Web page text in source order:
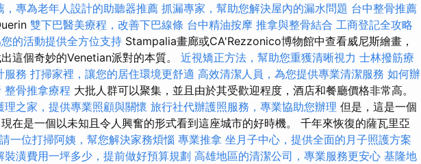
，專為老年人設計的助聽器推薦 抓漏專家，幫助您解決屋內的漏水問題 台中整骨推薦
雙下巴醫美療程，改善下巴線條 台中精油按摩 推拿與整骨結合 工商登記全攻略
的活動提供全方位支持 Stampalia畫廊或CA'Rezzonico博物館中查看威尼斯繪畫，
這個奇妙的Venetian派對的本質。 近視矯正方法，幫助您重獲清晰視力 士林撥筋療
服務 打掃家裡，讓您的居住環境更舒適 高效清潔人員，為您提供專業清潔服務 如何辦
整骨推拿療程 大批人群可以聚集，並且由於其受歡迎程度，酒店和餐廳價格非常高。
理之家，提供專業照顧與關懷 旅行社代辦護照服務，專業協助您辦理 但是，這是一個
在是一個以未知且令人興奮的形式看到這座城市的好時機。 千年來恢復的薩瓦里亞
請一位打掃阿姨，幫您解決家務煩惱 專業推拿 坐月子中心，提供全面的月子照護方案
裝潢費用一坪多少，提前做好預算規劃 高雄地區的清潔公司，專業服務更安心 基隆地